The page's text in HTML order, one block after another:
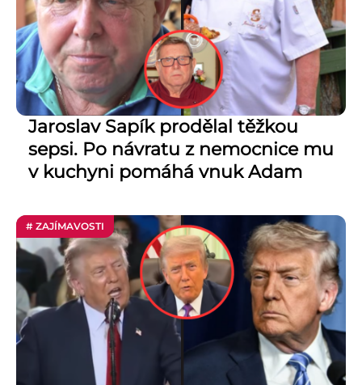
Jaroslav Sapík prodělal těžkou
sepsi. Po návratu z nemocnice mu
v kuchyni pomáhá vnuk Adam
# ZAJÍMAVOSTI